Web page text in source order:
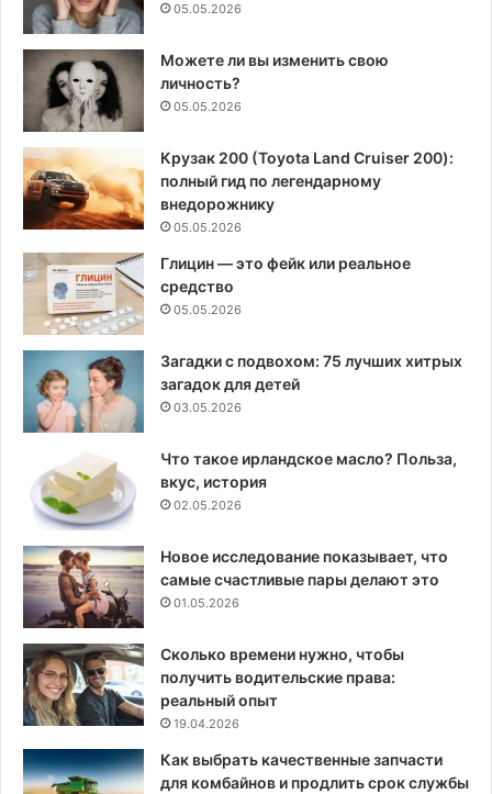
05.05.2026
Можете ли вы изменить свою
личность?
05.05.2026
Крузак 200 (Toyota Land Cruiser 200):
полный гид по легендарному
внедорожнику
05.05.2026
Глицин — это фейк или реальное
средство
05.05.2026
Загадки с подвохом: 75 лучших хитрых
загадок для детей
03.05.2026
Что такое ирландское масло? Польза,
вкус, история
02.05.2026
Новое исследование показывает, что
самые счастливые пары делают это
01.05.2026
Сколько времени нужно, чтобы
получить водительские права:
реальный опыт
19.04.2026
Как выбрать качественные запчасти
для комбайнов и продлить срок службы